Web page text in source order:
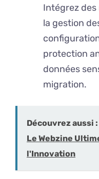
Intégrez
la gestion
protection
données
migration.
Découvrez aussi :
Le Webzine
l'Innovation